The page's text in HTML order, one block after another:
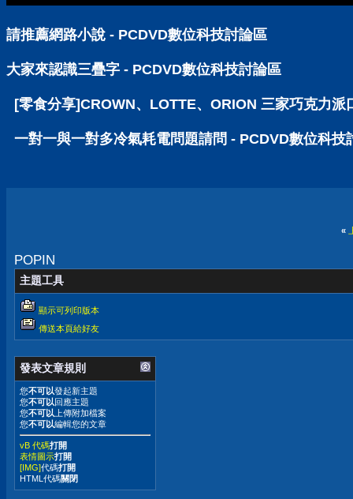
請推薦網路小說 - PCDVD數位科技討論區
大家來認識三疊字 - PCDVD數位科技討論區
[零食分享]CROWN、LOTTE、ORION 三家巧克力
一對一與一對多冷氣耗電問題請問 - PCDVD數位科技
«
POPIN
主題工具
顯示可列印版本
傳送本頁給好友
發表文章規則
您不可以發起新主題
您不可以回應主題
您不可以 上傳附加檔案
您不可以編輯您的文章
vB 代碼打開
表情圖示打開
[IMG]代碼打開
HTML代碼關閉